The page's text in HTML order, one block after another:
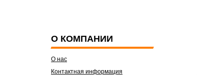
О КОМПАНИИ
О нас
Контактная информация